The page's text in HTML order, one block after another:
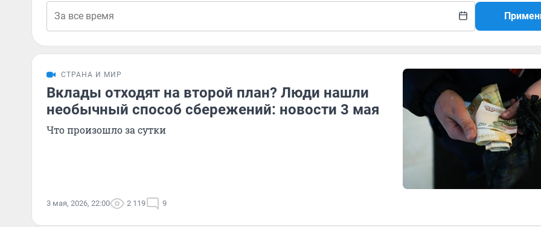
СТРАНА И МИР
Вклады отходят на второй план? Люди нашли
необычный способ сбережений: новости 3 мая
Что произошло за сутки
3 мая, 2026, 22:00 2 119 9